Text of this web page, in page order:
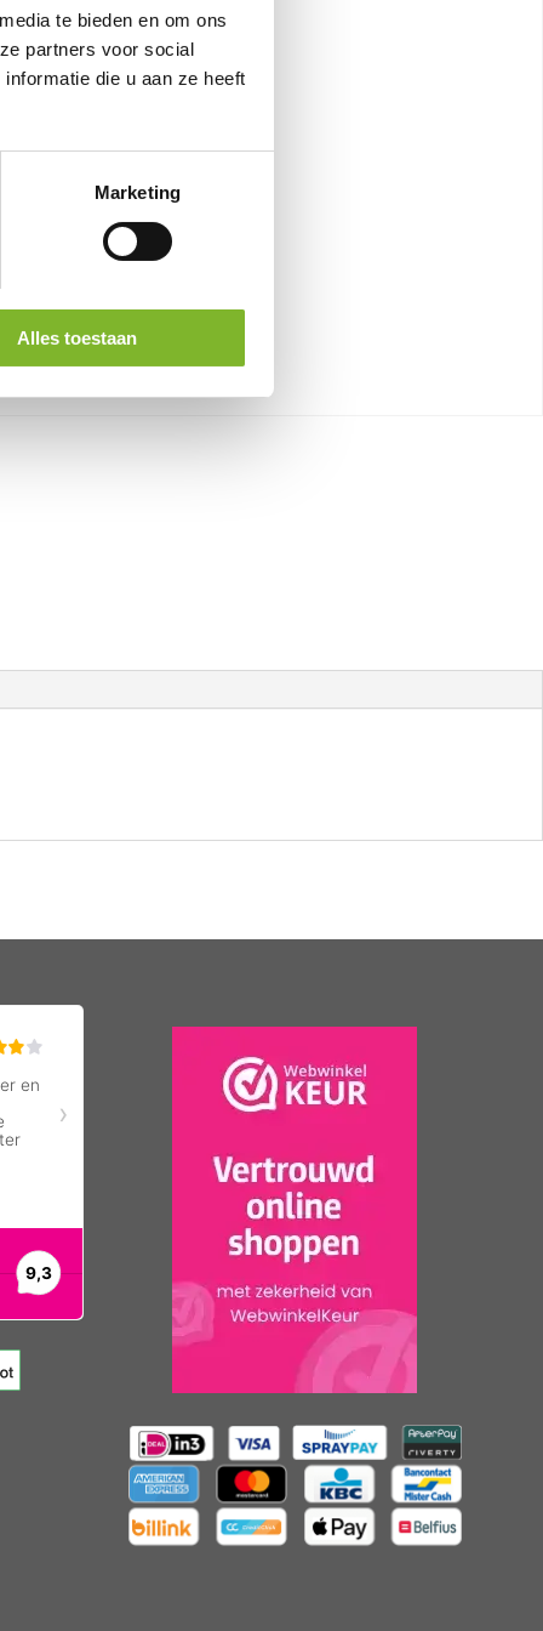
te bieden en om ons
partners voor social
die u aan ze heeft
Marketing
Alles toestaan